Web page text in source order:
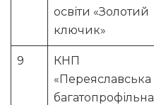
освіти «Золотий
ключик»
9
КНП
«Переяславська
багатопрофільна